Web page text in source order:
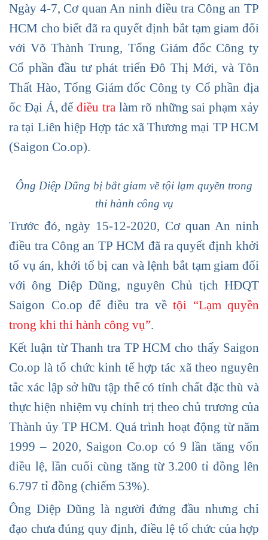
Ngày 4-7, Cơ quan An ninh điều tra Công an TP
HCM cho biết đã ra quyết định bắt tạm giam đối
với Võ Thành Trung, Tổng Giám đốc Công ty
Cổ phần đầu tư phát triển Đô Thị Mới, và Tôn
Thất Hào, Tổng Giám đốc Công ty Cổ phần địa
ốc Đại Á, đểđiều tra làm rõ những sai phạm xảy
ra tại Liên hiệp Hợp tác xã Thương mại TP HCM
(Saigon Co.op).
Ông Diệp Dũng bị bắt giam về tội lạm quyền trong
thi hành công vụ
Trước đó, ngày 15-12-2020, Cơ quan An ninh
điều tra Công an TP HCM đã ra quyết định khởi
tố vụ án, khởi tố bị can và lệnh bắt tạm giam đối
với ông Diệp Dũng, nguyên Chủ tịch HĐQT
Saigon Co.op để điều tra về tội “Lạm quyền
trong khi thi hành công vụ”.
Kết luận từ Thanh tra TP HCM cho thấy Saigon
Co.op là tổ chức kinh tế hợp tác xã theo nguyên
tắc xác lập sở hữu tập thể có tính chất đặc thù và
thực hiện nhiệm vụ chính trị theo chủ trương của
Thành ủy TP HCM. Quá trình hoạt động từ năm
1999 – 2020, Saigon Co.op có 9 lần tăng vốn
điều lệ, lần cuối cùng tăng từ 3.200 tỉ đồng lên
6.797 tỉ đồng (chiếm 53%).
Ông Diệp Dũng là người đứng đầu nhưng chỉ
đạo chưa đúng quy định, điều lệ tổ chức của hợp